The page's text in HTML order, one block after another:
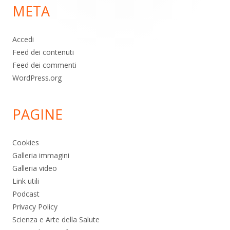
pagina
META
Accedi
Feed dei contenuti
Feed dei commenti
WordPress.org
PAGINE
Cookies
Galleria immagini
Galleria video
Link utili
Podcast
Privacy Policy
Scienza e Arte della Salute